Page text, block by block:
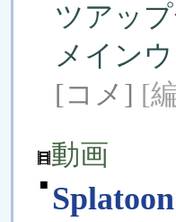
ツアッ
メイン
[コメ] [
動画
■